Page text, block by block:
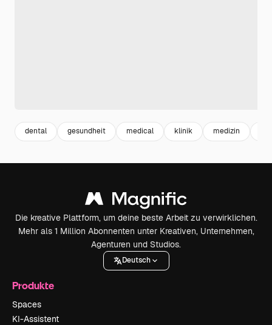
dental gesundheit medical klinik medizin
Die kreative Plattform, um deine beste Arbeit zu verwirklichen.
Mehr als 1 Million Abonnenten unter Kreativen, Unternehmen,
Agenturen und Studios.
Deutsch
Produkte
Spaces
KI-Assistent